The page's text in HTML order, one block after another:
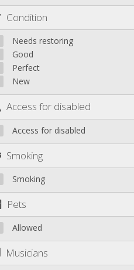
Condition
Needs restoring
Good
Perfect
New
Access for disabled
Access for disabled
Smoking
Smoking
Pets
Allowed
Musicians